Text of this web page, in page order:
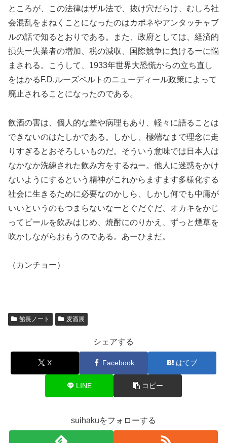
ところが、この法律はザル法で、抜け穴だらけ、むしろ社
会混乱をまねくことになったのはカポネやアンタッチャブ
ルの話で知るとおりである。また、政府としては、経済的
損失ー失業者の増加、税の減収、国際競争に負けるーに悩
まされる。こうして、1933年世界大恐慌からの立ち直し
をはかるF.D.ルーズベルトのニューディール政策によって
廃止されることになったのである。
飲酒の害は、個人的な差や病理もあり、軽々に語ることは
できないのはたしかである。しかし、極端なまで理念に走
りすぎるとおそろしいものだ。そういう意味では日本人は
なかなか洗練された飲み方をするねー。他人に迷惑をかけ
ないようにするという精神がこれからますます多様化する
社会に生きるために必要なのかしら、しかし何でも中庸が
いいというのもつまらないなーとぐだぐだ、オカキをかじ
ってビールを飲みはじめ、焼酎にのりかえ、ずっと煙草を
吹かしながらおもうのである。あーひまだ。
（カンチョー）
館長ノート 麦酒展
シェアする
X Facebook はてブ
LINE コピー
suihakuをフォローする